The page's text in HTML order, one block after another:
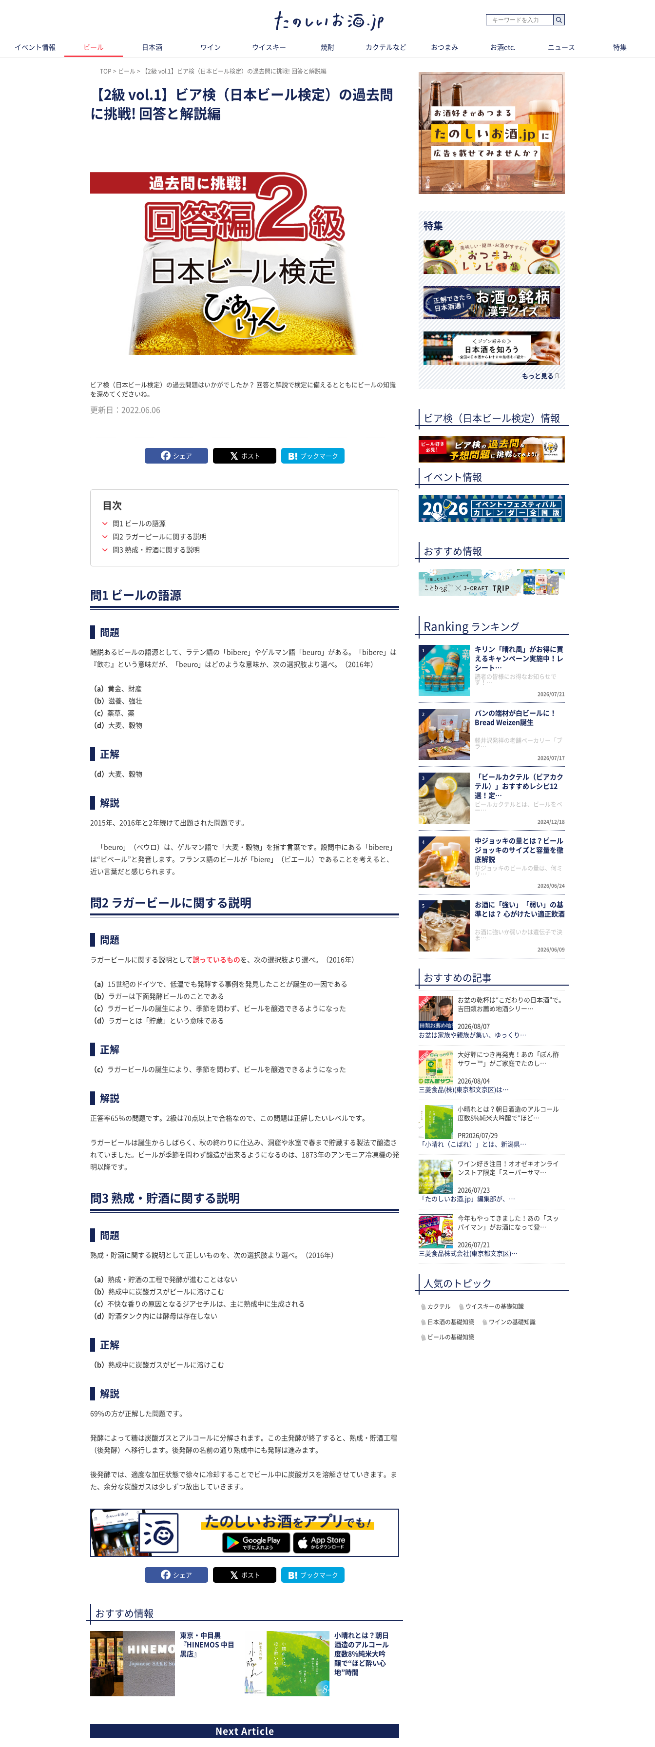
イベント情報 ビール 日本酒 ワイン ウイスキー 焼酎 カクテルなど おつまみ お酒etc. ニュース 特集
TOP ビール 【2級 vol.1】ビア検（日本ビール検定）の過去問に挑戦! 回答と解説編
【2級 vol.1】ビア検（日本ビール検定）の過去問
に挑戦! 回答と解説編
ビア検（日本ビール検定）の過去問題はいかがでしたか？ 回答と解説で検定に備えるとともにビールの知識
を深めてくださいね。
更新日： 2022.06.06
シェア ポスト ブックマーク
目次
問1 ビールの語源
問2 ラガービールに関する説明
問3 熟成・貯酒に関する説明
問1 ビールの語源
問題
諸説あるビールの語源として、ラテン語の「bibere」やゲルマン語「beuro」がある。「bibere」は
『飲む』という意味だが、「beuro」はどのような意味か、次の選択肢より選べ。（2016年）
（a） 黄金、財産
（b） 滋養、強壮
（c） 薬草、薬
（d） 大麦、穀物
正解
（d） 大麦、穀物
解説
2015年、2016年と2年続けて出題された問題です。
「beuro」（ベウロ）は、ゲルマン語で「大麦・穀物」を指す言葉です。設問中にある「bibere」
は“ビベール”と発音します。フランス語のビールが「biere」（ビエール）であることを考えると、
近い言葉だと感じられます。
問2 ラガービールに関する説明
問題
ラガービールに関する説明として誤っているものを、次の選択肢より選べ。（2016年）
（a） 15世紀のドイツで、低温でも発酵する事例を発見したことが誕生の一因である
（b）
ラガーは下面発酵ビールのことである
（c）
ラガービールの誕生により、季節を問わず、ビールを醸造できるようになった
（d）
ラガーとは「貯蔵」という意味である
正解
（c） ラガービールの誕生により、季節を問わず、ビールを醸造できるようになった
解説
正答率65％の問題です。2級は70点以上で合格なので、この問題は正解したいレベルです。
ラガービールは誕生からしばらく、秋の終わりに仕込み、洞窟や氷室で春まで貯蔵する製法で醸造さ
れていました。ビールが季節を問わず醸造が出来るようになるのは、1873年のアンモニア冷凍機の発
明以降です。
問3 熟成・貯酒に関する説明
問題
熟成・貯酒に関する説明として正しいものを、次の選択肢より選べ。（2016年）
（a） 熟成・貯酒の工程で発酵が進むことはない
（b） 熟成中に炭酸ガスがビールに溶けこむ
（c） 不快な香りの原因となるジアセチルは、主に熟成中に生成される
（d） 貯酒タンク内には酵母は存在しない
正解
（b） 熟成中に炭酸ガスがビールに溶けこむ
解説
69%の方が正解した問題です。
発酵によって糖は炭酸ガスとアルコールに分解されます。この主発酵が終了すると、熟成・貯酒工程
（後発酵）へ移行します。後発酵の名前の通り熟成中にも発酵は進みます。
後発酵では、適度な加圧状態で徐々に冷却することでビール中に炭酸ガスを溶解させていきます。ま
た、余分な炭酸ガスは少しずつ放出していきます。
シェア ポスト ブックマーク
おすすめ情報
東京・中目黒
『HINEMOS 中目
黒店』
小晴れとは？朝日
酒造のアルコール
度数8%純米大吟
醸で“ほど酔い心
地”時間
特集
もっと見る
ビア検（日本ビール検定）情報
イベント情報
おすすめ情報
Ranking ランキング
1
キリン「晴れ風」がお得に買
えるキャンペーン実施中！レ
シート…
2026/07/21
読者の皆様にお得なお知らせで
す！…
2
パンの端材が白ビールに！
Bread Weizen誕生
2026/07/17
軽井沢発祥の老舗ベーカリー「ブ
ラ…
3
「ビールカクテル（ビアカク
テル）」おすすめレシピ12
選！定…
2024/12/18
ビールカクテルとは、ビールをベ
ー…
4
中ジョッキの量とは？ビール
ジョッキのサイズと容量を徹
底解説
2026/06/24
中ジョッキのビールの量は、何ミ
リ…
5
お酒に「強い」「弱い」の基
準とは？ 心がけたい適正飲酒
2026/06/09
お酒に強いか弱いかは遺伝子で決
ま…
おすすめの記事
お盆の乾杯は“こだわりの日本酒”で。
吉田類お薦め地酒シリー…
2026/08/07
お盆は家族や親族が集い、ゆっくり…
大好評につき再発売！あの「ぽん酢
サワー™」がご家庭でたのし…
2026/08/04
三菱食品(株)(東京都文京区)は…
小晴れとは？朝日酒造のアルコール
度数8%純米大吟醸で“ほど…
PR2026/07/29
「小晴れ（こばれ）」とは、新潟県…
ワイン好き注目！オオゼキオンライ
ンストア限定「スーパーサマ…
2026/07/23
「たのしいお酒.jp」編集部が、…
今年もやってきました！あの「スッ
パイマン」がお酒になって登…
2026/07/21
三菱食品株式会社(東京都文京区)…
人気のトピック
カクテル ウイスキーの基礎知識
日本酒の基礎知識 ワインの基礎知識
ビールの基礎知識